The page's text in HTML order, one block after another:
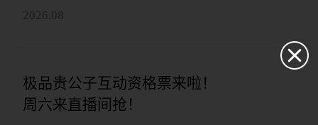
2026.08
极品贵公子互动资格票来啦！
周六来直播间抢！